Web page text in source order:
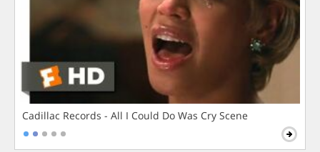
Cadillac Records - All I Could Do Was Cry Scene